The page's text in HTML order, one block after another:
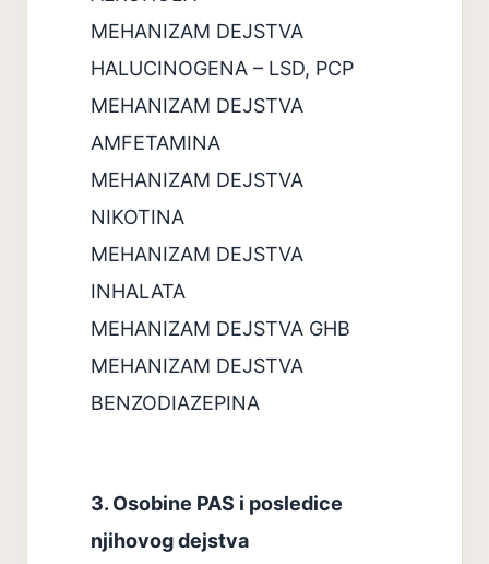
MEHANIZAM DEJSTVA
HALUCINOGENA – LSD, PCP
MEHANIZAM DEJSTVA
AMFETAMINA
MEHANIZAM DEJSTVA
NIKOTINA
MEHANIZAM DEJSTVA
INHALATA
MEHANIZAM DEJSTVA GHB
MEHANIZAM DEJSTVA
BENZODIAZEPINA
3. Osobine PAS i posledice
njihovog dejstva